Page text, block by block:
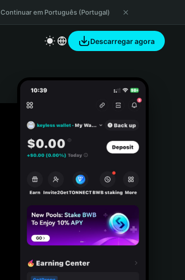
Continuar em Português (Portugal)
Descarregar agora